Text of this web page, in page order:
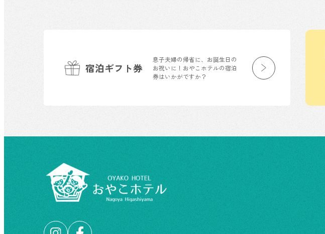
宿泊ギフト券
息子夫婦の帰省に、お誕生日の
お祝いに！おやこホテルの宿泊
券はいかがですか？